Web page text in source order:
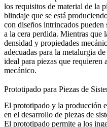
los requisitos de material de la
blindaje que se está
con diseños intrincados pueden
a la cera perdida. Mientras que
densidad y propiedades
adecuadas para la metalurgia
ideal para piezas que requieren
mecánico.
Prototipado para Piezas de
El prototipado y la producción
en el desarrollo de piezas de
El prototipado permite a los